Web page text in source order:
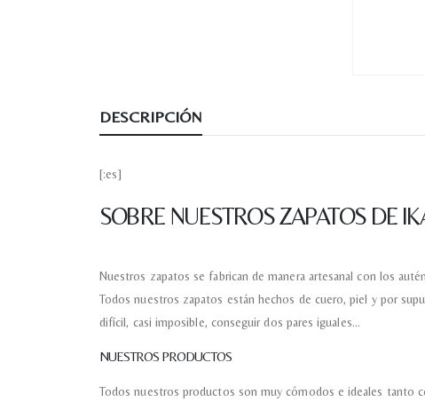
DESCRIPCIÓN
[:es]
SOBRE NUESTROS ZAPATOS DE
Nuestros zapatos se fabrican de manera artesanal con los
Todos nuestros zapatos están hechos de cuero, piel y por
difícil, casi imposible, conseguir dos pares iguales…
NUESTROS PRODUCTOS
Todos nuestros productos son muy cómodos e ideales tanto